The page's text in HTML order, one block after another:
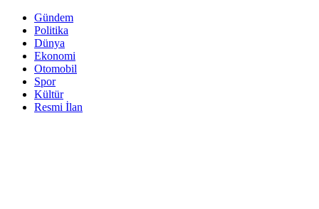
Gündem
Politika
Dünya
Ekonomi
Otomobil
Spor
Kültür
Resmi İlan